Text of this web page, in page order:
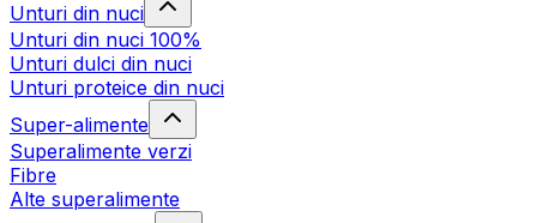
Unturi din nuci
Unturi din nuci 100%
Unturi dulci din nuci
Unturi proteice din nuci
Super-alimente
Superalimente verzi
Fibre
Alte superalimente